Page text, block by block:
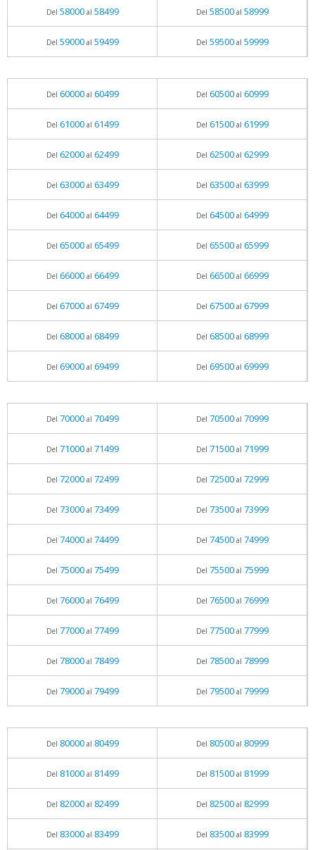
Del 58000al 58499 Del 58500al 58999
Del 59000al 59499 Del 59500al 59999
Del 60000al 60499 Del 60500al 60999
Del 61000al 61499 Del 61500al 61999
Del 62000al 62499 Del 62500al 62999
Del 63000al 63499 Del 63500al 63999
Del 64000al 64499 Del 64500al 64999
Del 65000al 65499 Del 65500al 65999
Del 66000al 66499 Del 66500al 66999
Del 67000al 67499 Del 67500al 67999
Del 68000al 68499 Del 68500al 68999
Del 69000al 69499 Del 69500al 69999
Del 70000al 70499 Del 70500al 70999
Del 71000al 71499 Del 71500al 71999
Del 72000al 72499 Del 72500al 72999
Del 73000al 73499 Del 73500al 73999
Del 74000al 74499 Del 74500al 74999
Del 75000al 75499 Del 75500al 75999
Del 76000al 76499 Del 76500al 76999
Del 77000al 77499 Del 77500al 77999
Del 78000al 78499 Del 78500al 78999
Del 79000al 79499 Del 79500al 79999
Del 80000al 80499 Del 80500al 80999
Del 81000al 81499 Del 81500al 81999
Del 82000al 82499 Del 82500al 82999
Del 83000al 83499 Del 83500al 83999